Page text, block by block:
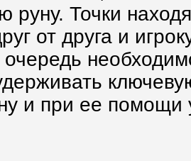
руну. Точки
от друга и
и при ее помощи